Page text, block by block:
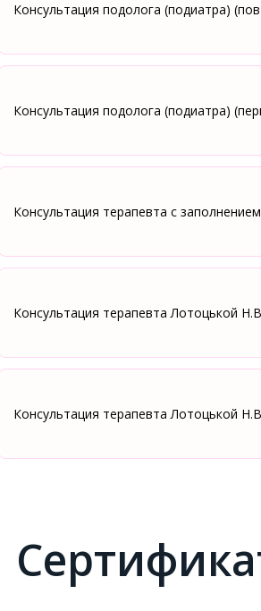
Консультация подолога (подиатра)
Консультация подолога (подиатра)
Консультация терапевта с
Консультация терапевта Лотоцькой
Консультация терапевта Лотоцькой